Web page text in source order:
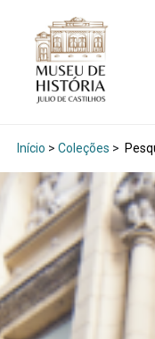
Início > Coleções >